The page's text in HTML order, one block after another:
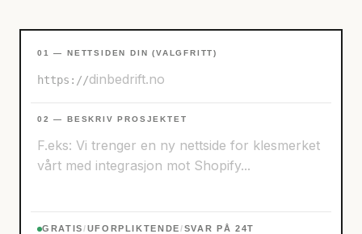
01 — NETTSIDEN DIN (VALGFRITT)
https://
02 — BESKRIV PROSJEKTET
GRATIS/UFORPLIKTENDE/SVAR PÅ 24T